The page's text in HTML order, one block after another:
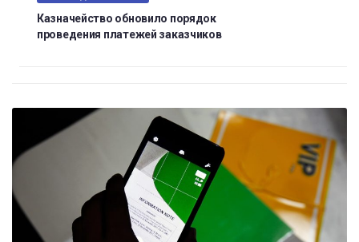
Казначейство обновило порядок
проведения платежей заказчиков